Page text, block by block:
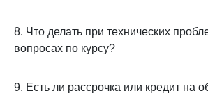
8. Что делать при технических
вопросах по курсу?
9. Есть ли рассрочка или кредит на